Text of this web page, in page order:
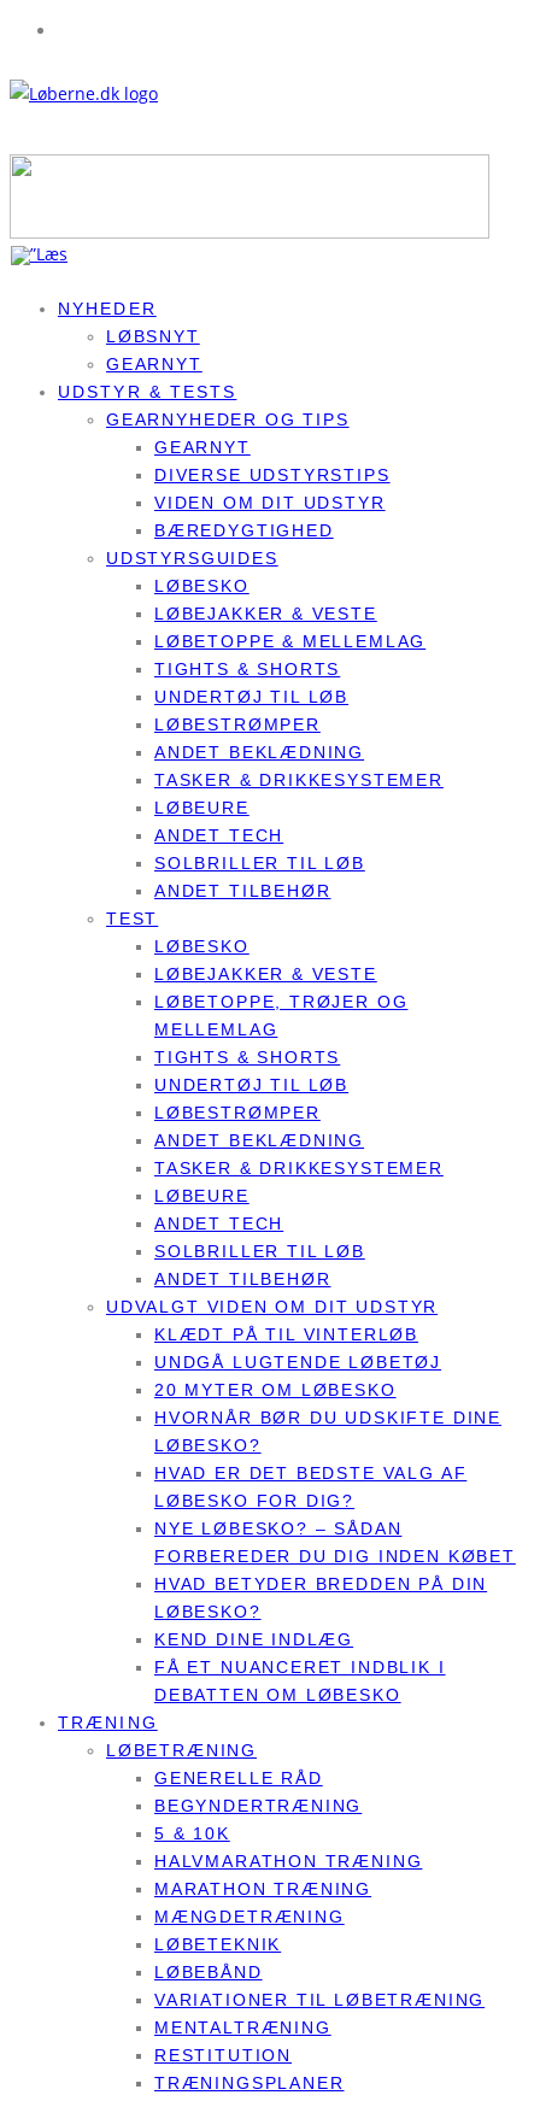
NYHEDER
LØBSNYT
GEARNYT
UDSTYR & TESTS
GEARNYHEDER OG TIPS
GEARNYT
DIVERSE UDSTYRSTIPS
VIDEN OM DIT UDSTYR
BÆREDYGTIGHED
UDSTYRSGUIDES
LØBESKO
LØBEJAKKER & VESTE
LØBETOPPE & MELLEMLAG
TIGHTS & SHORTS
UNDERTØJ TIL LØB
LØBESTRØMPER
ANDET BEKLÆDNING
TASKER & DRIKKESYSTEMER
LØBEURE
ANDET TECH
SOLBRILLER TIL LØB
ANDET TILBEHØR
TEST
LØBESKO
LØBEJAKKER & VESTE
LØBETOPPE, TRØJER OG
MELLEMLAG
TIGHTS & SHORTS
UNDERTØJ TIL LØB
LØBESTRØMPER
ANDET BEKLÆDNING
TASKER & DRIKKESYSTEMER
LØBEURE
ANDET TECH
SOLBRILLER TIL LØB
ANDET TILBEHØR
UDVALGT VIDEN OM DIT UDSTYR
KLÆDT PÅ TIL VINTERLØB
UNDGÅ LUGTENDE LØBETØJ
20 MYTER OM LØBESKO
HVORNÅR BØR DU UDSKIFTE DINE
LØBESKO?
HVAD ER DET BEDSTE VALG AF
LØBESKO FOR DIG?
NYE LØBESKO? – SÅDAN
FORBEREDER DU DIG INDEN KØBET
HVAD BETYDER BREDDEN PÅ DIN
LØBESKO?
KEND DINE INDLÆG
FÅ ET NUANCERET INDBLIK I
DEBATTEN OM LØBESKO
TRÆNING
LØBETRÆNING
GENERELLE RÅD
BEGYNDERTRÆNING
5 & 10K
HALVMARATHON TRÆNING
MARATHON TRÆNING
MÆNGDETRÆNING
LØBETEKNIK
LØBEBÅND
VARIATIONER TIL LØBETRÆNING
MENTALTRÆNING
RESTITUTION
TRÆNINGSPLANER